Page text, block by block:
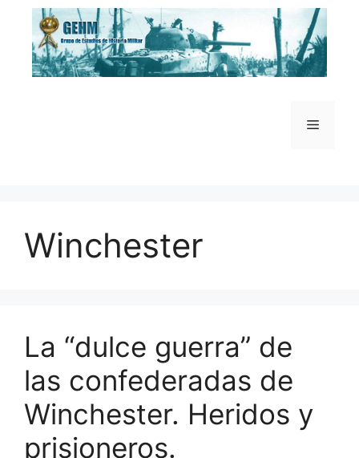
Saltar
contenido
Menú
Winchester
La “dulce guerra” de
las confederadas de
Winchester. Heridos y
prisioneros.